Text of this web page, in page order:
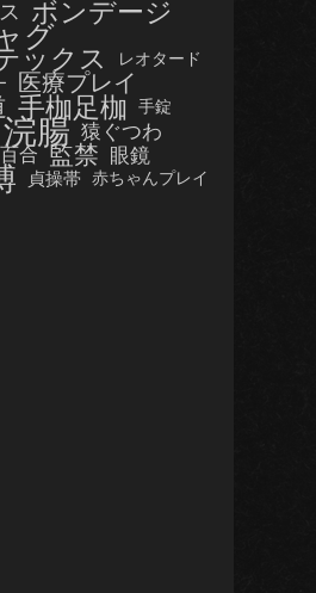
ボンデージ
グ
ックス レオタード
医療プレイ
手枷足枷 手錠
浣腸 猿ぐつわ
百合 監禁 眼鏡
貞操帯 赤ちゃんプレイ